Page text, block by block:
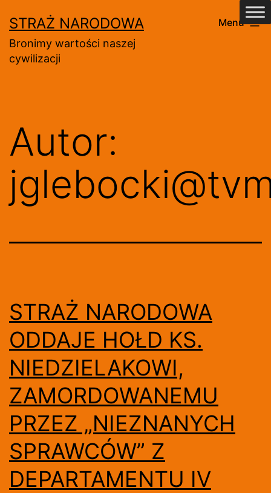
do
treści
STRAŻ NARODOWA
Bronimy wartości naszej
cywilizacji
Menu
Autor:
STRAŻ NARODOWA
ODDAJE HOŁD KS.
NIEDZIELAKOWI,
ZAMORDOWANEMU
PRZEZ „NIEZNANYCH
SPRAWCÓW” Z
DEPARTAMENTU IV